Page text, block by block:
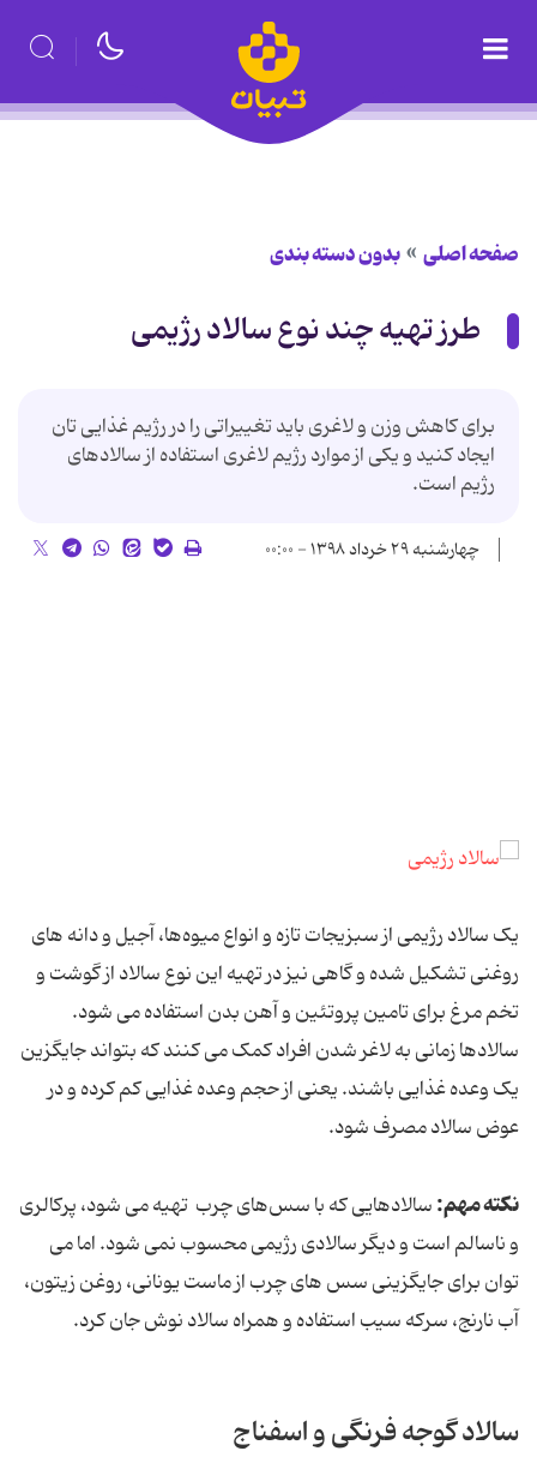
صفحه اصلی بدون دسته بندی
طرز تهیه چند نوع سالاد رژیمی
برای کاهش وزن و لاغری باید تغییراتی را در رژیم غذایی تان
ایجاد کنید و یکی از موارد رژیم لاغری استفاده از سالادهای
رژیم است.
چهارشنبه ۲۹ خرداد ۱۳۹۸ - ۰۰:۰۰
یک سالاد رژیمی از سبزیجات تازه و انواع میوه‌ها، آجیل و دانه های
روغنی تشکیل شده و گاهی نیز در تهیه این نوع سالاد از گوشت و
تخم مرغ برای تامین پروتئین و آهن بدن استفاده می شود.
سالادها زمانی به لاغر شدن افراد کمک می کنند که بتواند جایگزین
یک وعده غذایی باشند. یعنی از حجم وعده غذایی کم کرده و در
عوض سالاد مصرف شود.
نکته مهم:سالادهایی که با سس‌های چرب تهیه می شود، پرکالری
و ناسالم است و دیگر سالادی رژیمی محسوب نمی شود. اما می
توان برای جایگزینی سس های چرب از ماست یونانی، روغن زیتون،
آب نارنج، سرکه سیب استفاده و همراه سالاد نوش جان کرد.
سالاد گوجه فرنگی و اسفناج